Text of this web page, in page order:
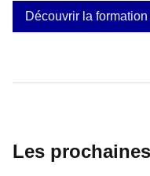
Découvrir la formation
Les